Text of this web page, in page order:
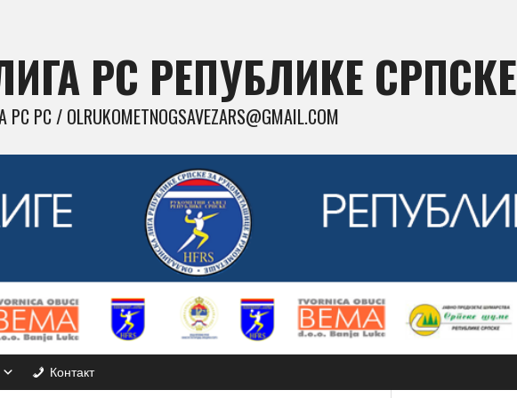
РС РЕПУБЛИКЕ СРПСКЕ
/ OLRUKOMETNOGSAVEZARS@GMAIL.COM
Контакт